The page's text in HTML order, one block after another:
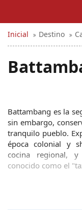
Inicial Destino
Battambang es la
sin embargo,
tranquilo pueblo.
época colonial y
cocina regional,
conocido como el